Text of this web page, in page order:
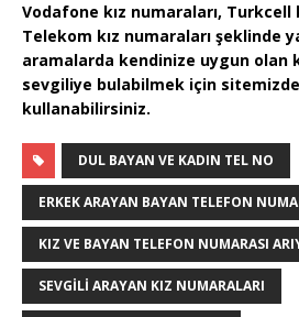
Vodafone kız numaraları, Turkcell
Telekom kız numaraları şeklinde
aramalarda kendinize uygun olan
sevgiliye bulabilmek için
kullanabilirsiniz.
DUL BAYAN VE KADIN TEL NO
ERKEK ARAYAN BAYAN TELEFON
KIZ VE BAYAN TELEFON NUMARASI
SEVGILI ARAYAN KIZ NUMARALARI